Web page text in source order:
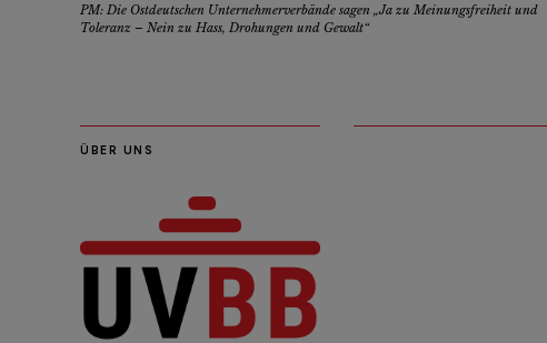
PM: Die Ostdeutschen Unternehmerverbände sagen „Ja zu Meinungsfreiheit und
Toleranz – Nein zu Hass, Drohungen und Gewalt“
ÜBER UNS